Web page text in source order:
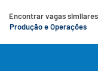
Encontrar vagas
Produção e Operações